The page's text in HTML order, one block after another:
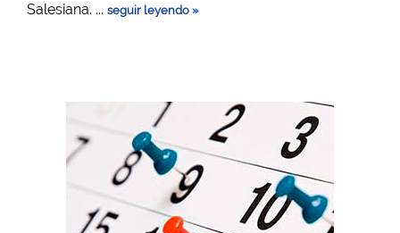
Salesiana. ... seguir leyendo »